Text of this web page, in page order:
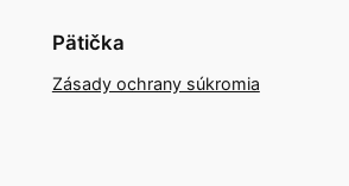
Pätička
Zásady ochrany súkromia